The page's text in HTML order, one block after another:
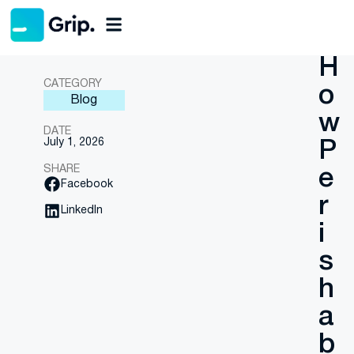
CATEGORY
Blog
DATE
July 1, 2026
SHARE
Facebook
LinkedIn
H
o
w
P
e
r
i
s
h
a
b